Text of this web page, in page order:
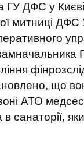
ГУ ДФС у
митниці ДФС
що
АТО
санаторії,